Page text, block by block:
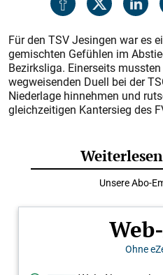
Für den TSV Jesingen war es
gemischten Gefühlen im
Bezirksliga. Einerseits
wegweisenden Duell bei der
Niederlage hinnehmen und
gleichzeitigen Kantersieg des